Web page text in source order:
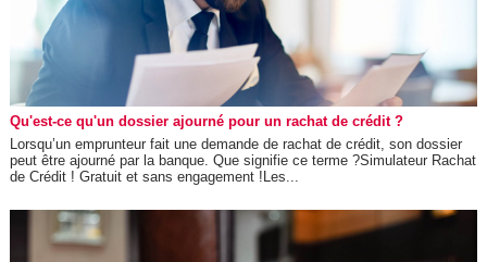
Qu'est-ce qu'un dossier ajourné pour un rachat de crédit ?
Lorsqu’un emprunteur fait une demande de rachat de crédit, son dossier
peut être ajourné par la banque. Que signifie ce terme ?Simulateur Rachat
de Crédit ! Gratuit et sans engagement !Les...